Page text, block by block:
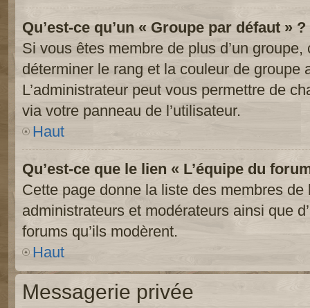
Qu’est-ce qu’un « Groupe par défaut » ?
Si vous êtes membre de plus d’un
déterminer le rang et la couleur de groupe
L’administrateur peut vous permettre de
via votre panneau de l’utilisateur.
Haut
Qu’est-ce que le lien « L’équipe du
Cette page donne la liste des membres de
administrateurs et modérateurs ainsi que
forums qu’ils modèrent.
Haut
Messagerie privée